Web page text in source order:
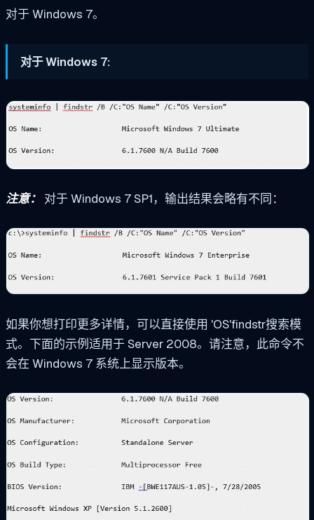
对于 Windows 7。
对于 Windows 7:
注意： 对于 Windows 7 SP1，输出结果会略有不同：
如果你想打印更多详情，可以直接使用 'OS'findstr搜索模
式。下面的示例适用于 Server 2008。请注意，此命令不
会在 Windows 7 系统上显示版本。